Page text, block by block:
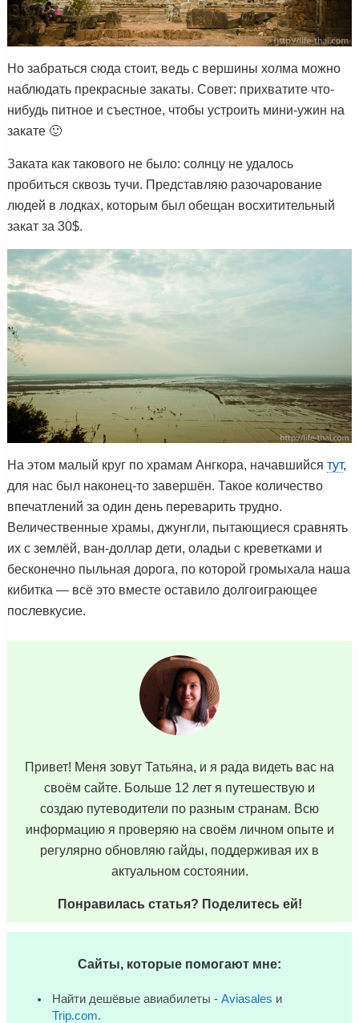
Но забраться сюда стоит, ведь с вершины холма можно
наблюдать прекрасные закаты. Совет: прихватите что-
нибудь питное и съестное, чтобы устроить мини-ужин на
закате 🙂
Заката как такового не было: солнцу не удалось
пробиться сквозь тучи. Представляю разочарование
людей в лодках, которым был обещан восхитительный
закат за 30$.
На этом малый круг по храмам Ангкора, начавшийся тут,
для нас был наконец-то завершён. Такое количество
впечатлений за один день переварить трудно.
Величественные храмы, джунгли, пытающиеся сравнять
их с землёй, ван-доллар дети, оладьи с креветками и
бесконечно пыльная дорога, по которой громыхала наша
кибитка — всё это вместе оставило долгоиграющее
послевкусие.
Привет! Меня зовут Татьяна, и я рада видеть вас на
своём сайте. Больше 12 лет я путешествую и
создаю путеводители по разным странам. Всю
информацию я проверяю на своём личном опыте и
регулярно обновляю гайды, поддерживая их в
актуальном состоянии.
Понравилась статья? Поделитесь ей!
Сайты, которые помогают мне:
Найти дешёвые авиабилеты - Aviasales и
Trip.com.